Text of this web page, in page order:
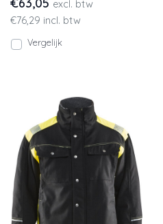
excl. btw
€76,29 incl. btw
Vergelijk